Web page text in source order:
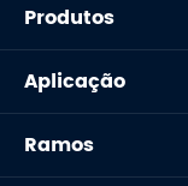
Produtos
Aplicação
Ramos